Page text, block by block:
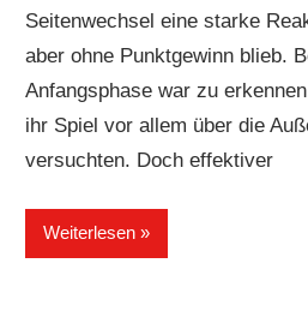
Seitenwechsel eine starke
aber ohne Punktgewinn blieb.
Anfangsphase war zu
ihr Spiel vor allem über die
versuchten. Doch effektiver
Weiterlesen